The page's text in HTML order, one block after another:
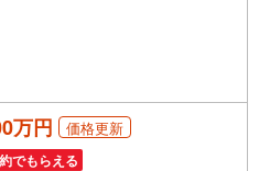
万円 価格更新
でもらえる